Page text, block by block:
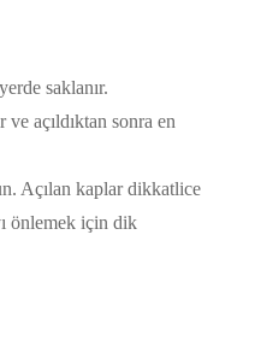
saklanır.
açıldıktan sonra en
Açılan kaplar dikkatlice
önlemek için dik